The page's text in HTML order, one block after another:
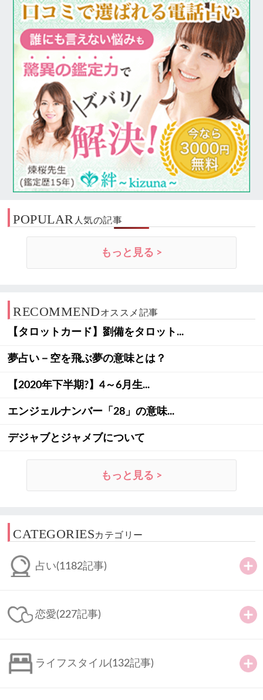
POPULAR 人気の記事
もっと見る >
RECOMMENDオススメ記事
【タロットカード】劉備をタロット...
夢占い－空を飛ぶ夢の意味とは？
【2020年下半期?】4～6月生...
エンジェルナンバー「28」の意味...
デジャブとジャメブについて
もっと見る >
CATEGORIESカテゴリー
占い(1182記事)
恋愛(227記事)
ライフスタイル(132記事)